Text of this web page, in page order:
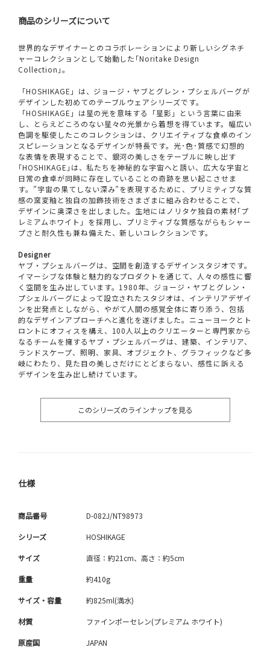
商品のシリーズについて
世界的なデザイナーとのコラボレーションにより新しいシグネチ
ャーコレクションとして始動した｢Noritake Design
Collection｣。
「HOSHIKAGE」は、ジョージ・ヤブとグレン・プシェルバーグが
デザインした初めてのテーブルウェアシリーズです。
「HOSHIKAGE」は星の光を意味する「星影」という言葉に由来
し、とらえどころのない星々の光景から着想を得ています。幅広い
色調を駆使したこのコレクションは、クリエイティブな食卓のイン
スピレーションとなるデザインが特長です。光･色･質感で幻想的
な表情を表現することで、銀河の美しさをテーブルに映し出す
｢HOSHIKAGE｣は、私たちを神秘的な宇宙へと誘い、広大な宇宙と
日常の食卓が同時に存在していることの奇跡を思い起こさせま
す。”宇宙の果てしない深み”を表現するために、プリミティブな質
感の窯変釉と独自の加飾技術をさまざまに組み合わせることで、
デザインに奥深さを出しました。生地にはノリタケ独自の素材｢プ
レミアムホワイト」を採用し、プリミティブな質感ながらもシャー
プさと耐久性も兼ね備えた、新しいコレクションです。
Designer
ヤブ・プシェルバーグは、空間を創造するデザインスタジオです。
イマーシブな体験と魅力的なプロダクトを通じて、人々の感性に響
く空間を生み出しています。1980年、ジョージ・ヤブとグレン・
プシェルバーグによって設立されたスタジオは、インテリアデザイ
ンを出発点としながら、やがて人間の感覚全体に寄り添う、包括
的なデザインアプローチへと進化を遂げました。ニューヨークとト
ロントにオフィスを構え、100人以上のクリエーターと専門家から
なるチームを擁するヤブ・プシェルバーグは、建築、インテリア、
ランドスケープ、照明、家具、オブジェクト、グラフィックなど多
岐にわたり、見た目の美しさだけにとどまらない、感性に訴える
デザインを生み出し続けています。
このシリーズのラインナップを見る
仕様
商品番号 D-082J/NT98973
シリーズ HOSHIKAGE
サイズ 直径：約21cm、高さ：約5cm
重量 約410g
サイズ・容量 約825ml(満水)
材質 ファインポーセレン(プレミアム ホワイト)
原産国 JAPAN